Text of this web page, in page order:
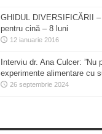
GHIDUL DIVERSIFICĂRII
pentru cină – 8 luni
12 ianuarie 2016
Interviu dr. Ana Culcer: ”Nu
experimente alimentare cu
26 septembrie 2024